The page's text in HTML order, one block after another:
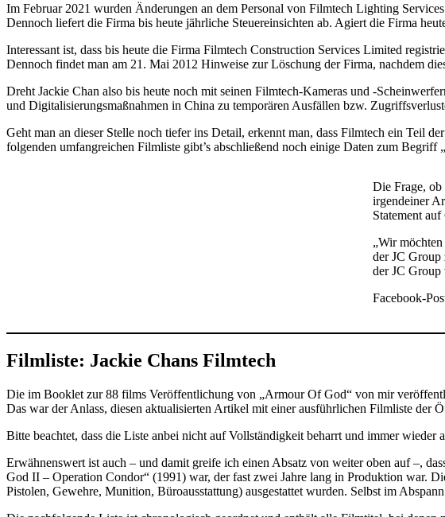
Im Februar 2021 wurden Änderungen an dem Personal von Filmtech Lighting
Dennoch liefert die Firma bis heute jährliche Steuereinsichten ab. Agiert die Firma
Interessant ist, dass bis heute die Firma Filmtech Construction Services Limited
Dennoch findet man am 21. Mai 2012 Hinweise zur Löschung der Firma, nachdem
Dreht Jackie Chan also bis heute noch mit seinen Filmtech-Kameras und -
und Digitalisierungsmaßnahmen in China zu temporären Ausfällen bzw.
Geht man an dieser Stelle noch tiefer ins Detail, erkennt man, dass Filmtech ein Teil
folgenden umfangreichen Filmliste gibt’s abschließend noch einige Daten zum Begriff
Die Frage, ob
irgendeiner
Statement
„Wir
der JC Group
der JC Group
Facebook-
Filmliste: Jackie Chans Filmtech
Die im Booklet zur 88 films Veröffentlichung von „Armour Of God“ von mir
Das war der Anlass, diesen aktualisierten Artikel mit einer ausführlichen Filmliste der
Bitte beachtet, dass die Liste anbei nicht auf Vollständigkeit beharrt und immer
Erwähnenswert ist auch – und damit greife ich einen Absatz von weiter oben auf –,
God II – Operation Condor“ (1991) war, der fast zwei Jahre lang in Produktion war.
Pistolen, Gewehre, Munition, Büroausstattung) ausgestattet wurden. Selbst im